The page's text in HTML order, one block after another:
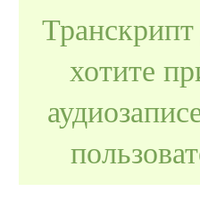
хотите